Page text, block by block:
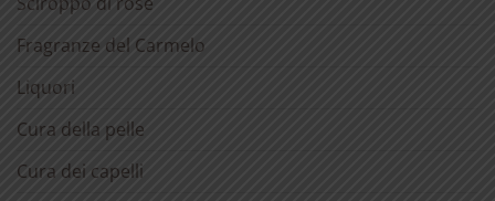
Fragranze del Carmelo
Liquori
Cura della pelle
Cura dei capelli